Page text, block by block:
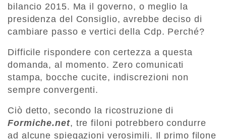
bilancio 2015. Ma il governo, o meglio la
presidenza del Consiglio, avrebbe deciso di
cambiare passo e vertici della Cdp. Perché?
Difficile rispondere con certezza a questa
domanda, al momento. Zero comunicati
stampa, bocche cucite, indiscrezioni non
sempre convergenti.
Ciò detto, secondo la ricostruzione di
Formiche.net, tre filoni potrebbero condurre
ad alcune spiegazioni verosimili. Il primo filone